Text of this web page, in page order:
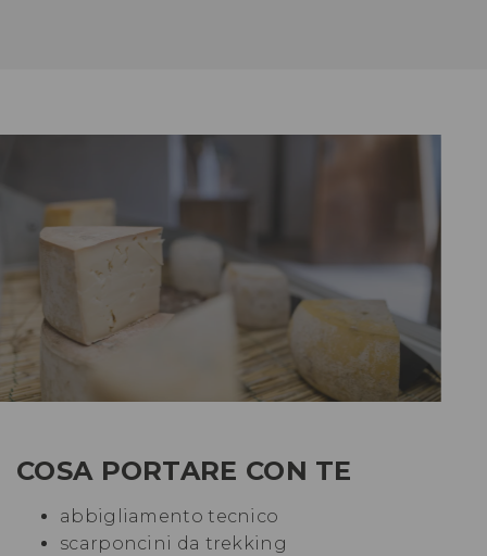
COSA PORTARE CON TE
abbigliamento tecnico
scarponcini da trekking